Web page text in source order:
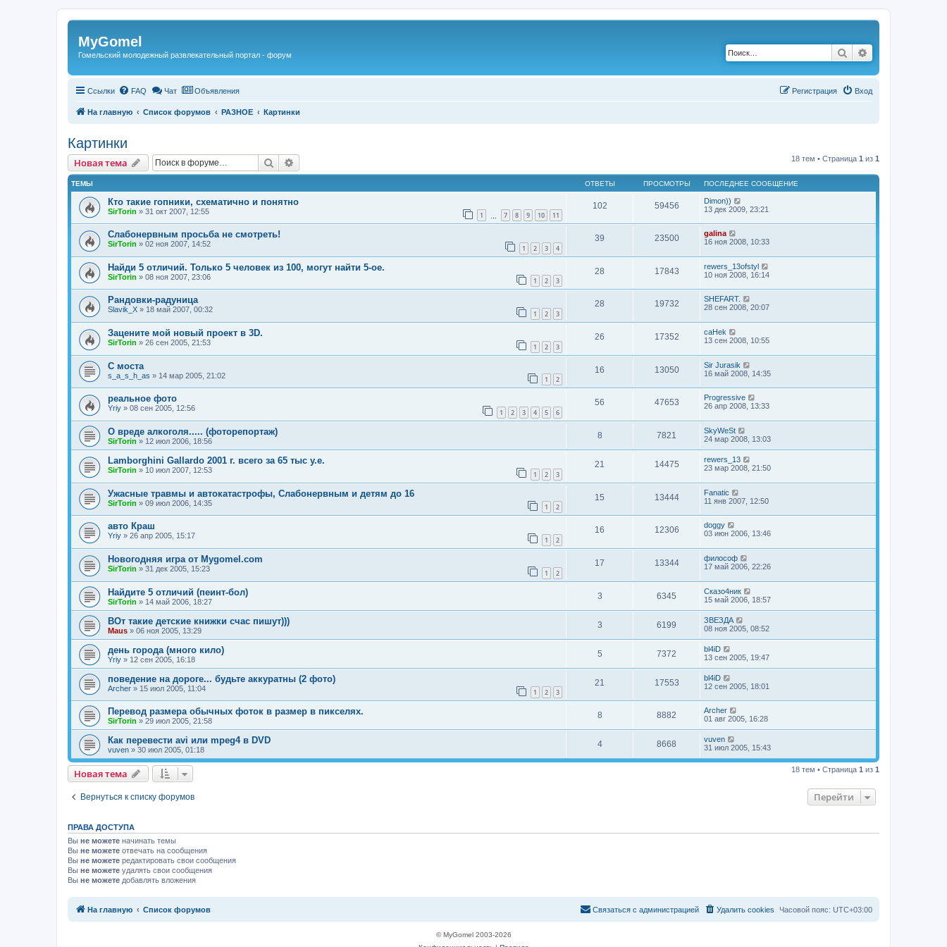
Регистрация
MyGomel
Гомельский молодежный развлекательный портал - форум Поиск
Ссылки FAQ Чат Объявления Вход
Регистрация
На главную Список форумов РАЗНОЕ Картинки
Картинки
Новая тема
Новаятема Поиск 18 тем • Страница 1 из 1
ТЕМЫ ОТВЕТЫ ПРОСМОТРЫ ПОСЛЕДНЕЕ СООБЩЕНИЕ
Кто такие гопники, схематично и понятно
SirTorin » 31 окт 2007, 12:55 1 7 8 9 10 11
102 59456
Dimon))
13 дек 2009, 23:21
Слабонервным просьба не смотреть!
SirTorin » 02 ноя 2007, 14:52 1 2 3 4
39 23500
galina
16 ноя 2008, 10:33
Найди 5 отличий. Только 5 человек из 100, могут найти 5-ое.
SirTorin » 08 ноя 2007, 23:06 1 2 3
28 17843
rewers_13ofstyl
10 ноя 2008, 16:14
Рандовки-радуница
Slavik_X » 18 май 2007, 00:32 1 2 3
28 19732
SHEFART.
28 сен 2008, 20:07
Зацените мой новый проект в 3D.
SirTorin » 26 сен 2005, 21:53 1 2 3
26 17352
caHek
13 сен 2008, 10:55
C моста
s_a_s_h_as » 14 мар 2005, 21:02 1 2
16 13050
Sir Jurasik
16 май 2008, 14:35
реальное фото
Yriy » 08 сен 2005, 12:56 1 2 3 4 5 6
56 47653
Progressive
26 апр 2008, 13:33
О вреде алкоголя..... (фоторепортаж)
SirTorin » 12 июл 2006, 18:56
8 7821
SkyWeSt
24 мар 2008, 13:03
Lamborghini Gallardo 2001 г. всего за 65 тыс у.е.
SirTorin » 10 июл 2007, 12:53 1 2 3
21 14475
rewers_13
23 мар 2008, 21:50
Ужасные травмы и автокатастрофы, Слабонервным и детям до 16
SirTorin » 09 июл 2006, 14:35 1 2
15 13444
Fanatic
11 янв 2007, 12:50
авто Краш
Yriy » 26 апр 2005, 15:17 1 2
16 12306
doggy
03 июн 2006, 13:46
Новогодняя игра от Mygomel.com
SirTorin » 31 дек 2005, 15:23 1 2
17 13344
философ
17 май 2006, 22:26
Найдите 5 отличий (пеинт-бол)
SirTorin » 14 май 2006, 18:27
3 6345
Сказо4ник
15 май 2006, 18:57
ВОт такие детские книжки счас пишут)))
Maus » 06 ноя 2005, 13:29
3 6199
ЗВЕЗДА
08 ноя 2005, 08:52
день города (много кило)
Yriy » 12 сен 2005, 16:18
5 7372
bl4iD
13 сен 2005, 19:47
поведение на дороге... будьте аккуратны (2 фото)
Archer » 15 июл 2005, 11:04 1 2 3
21 17553
bl4iD
12 сен 2005, 18:01
Перевод размера обычных фоток в размер в пикселях.
SirTorin » 29 июл 2005, 21:58
8 8882
Archer
01 авг 2005, 16:28
Как перевести avi или mpeg4 в DVD
vuven » 30 июл 2005, 01:18
4 8668
vuven
31 июл 2005, 15:43
Новая тема
Новаятема 18 тем • Страница 1 из 1
Вернуться к списку форумов Перейти
ПРАВА ДОСТУПА
Вы не можете начинать темы
Вы не можете отвечать на сообщения
Вы не можете редактировать свои сообщения
Вы не можете удалять свои сообщения
Вы не можете добавлять вложения
На главную Список форумов Часовой пояс: UTC+03:00
Удалить cookies
Связаться с
Связаться с администрацией
© MyGomel 2003-2026